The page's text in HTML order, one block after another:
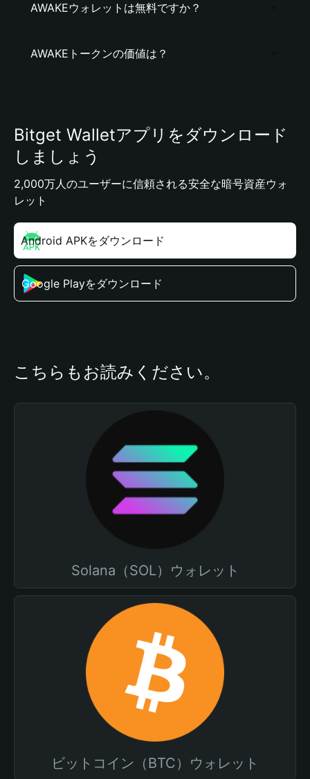
AWAKEウォレットは無料ですか？
AWAKEトークンの価値は？
Bitget Walletアプリをダウンロード
しましょう
2,000万人のユーザーに信頼される安全な暗号資産ウォ
レット
Android APKをダウンロード
Google Playをダウンロード
こちらもお読みください。
Solana（SOL）ウォレット
ビットコイン（BTC）ウォレット